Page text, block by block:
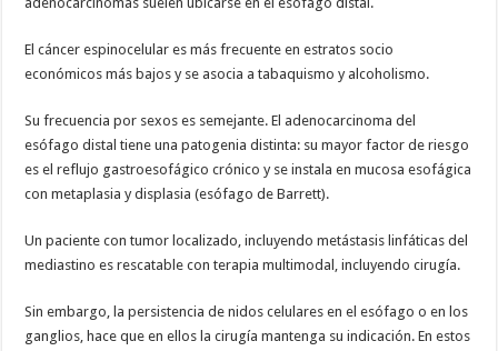
El cáncer espinocelular es más frecuente en estratos socio
económicos más bajos y se asocia a tabaquismo y alcoholismo.
Su frecuencia por sexos es semejante. El adenocarcinoma del
esófago distal tiene una patogenia distinta: su mayor factor de riesgo
es el reflujo gastroesofágico crónico y se instala en mucosa esofágica
con metaplasia y displasia (esófago de Barrett).
Un paciente con tumor localizado, incluyendo metástasis linfáticas del
mediastino es rescatable con terapia multimodal, incluyendo cirugía.
Sin embargo, la persistencia de nidos celulares en el esófago o en los
ganglios, hace que en ellos la cirugía mantenga su indicación. En estos